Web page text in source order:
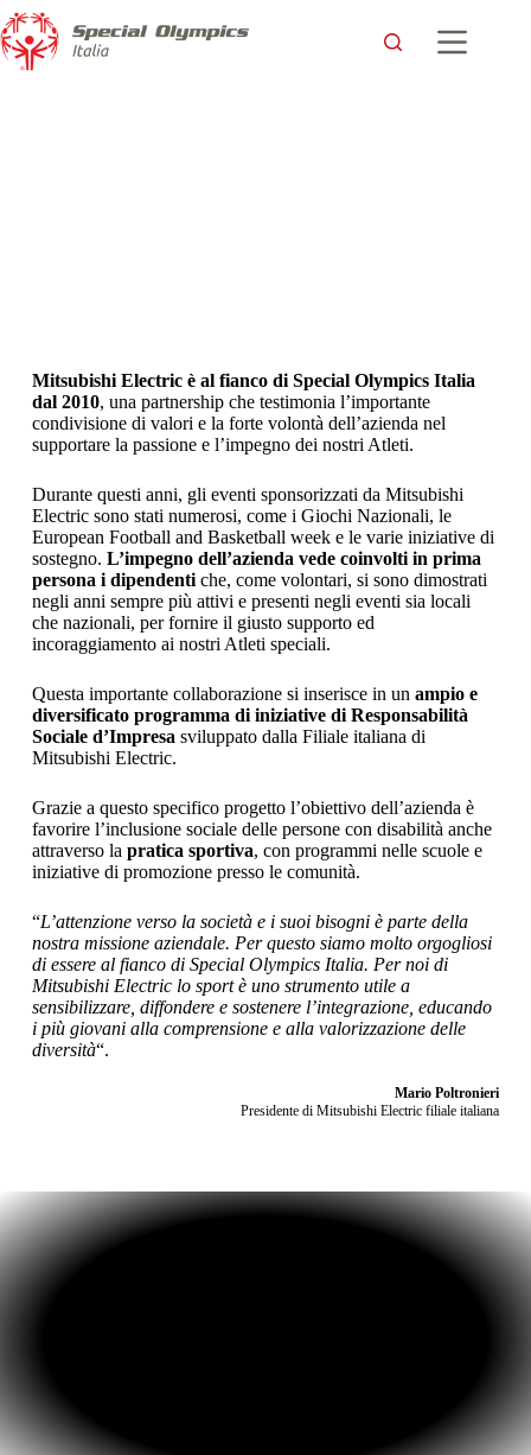
Mitsubishi Electric è al fianco di Special Olympics Italia
dal 2010, una partnership che testimonia l’importante
condivisione di valori e la forte volontà dell’azienda nel
supportare la passione e l’impegno dei nostri Atleti.
Durante questi anni, gli eventi sponsorizzati da Mitsubishi
Electric sono stati numerosi, come i Giochi Nazionali, le
European Football and Basketball week e le varie iniziative di
sostegno. L’impegno dell’azienda vede coinvolti in prima
persona i dipendentiche, come volontari, si sono dimostrati
negli anni sempre più attivi e presenti negli eventi sia locali
che nazionali, per fornire il giusto supporto ed
incoraggiamento ai nostri Atleti speciali.
Questa importante collaborazione si inserisce in un ampio e
diversificato programma di iniziative di Responsabilità
Sociale d’Impresa sviluppato dalla Filiale italiana di
Mitsubishi Electric.
Grazie a questo specifico progetto l’obiettivo dell’azienda è
favorire l’inclusione sociale delle persone con disabilità anche
attraverso la pratica sportiva, con programmi nelle scuole e
iniziative di promozione presso le comunità.
“L’attenzione verso la società e i suoi bisogni è parte della
nostra missione aziendale. Per questo siamo molto orgogliosi
di essere al fianco di Special Olympics Italia. Per noi di
Mitsubishi Electric lo sport è uno strumento utile a
sensibilizzare, diffondere e sostenere l’integrazione, educando
i più giovani alla comprensione e alla valorizzazione delle
diversità“.
Mario Poltronieri
Presidente di Mitsubishi Electric filiale italiana